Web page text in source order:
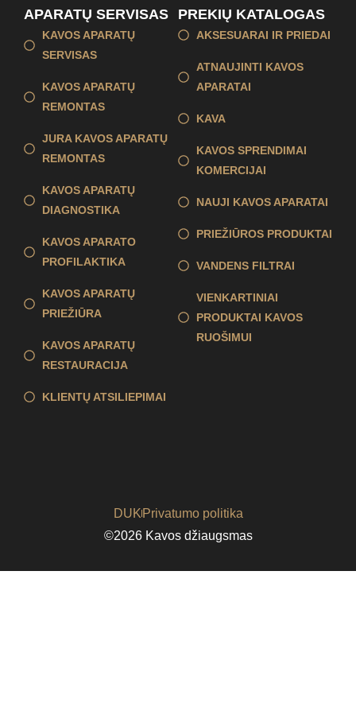
APARATŲ SERVISAS
KAVOS APARATŲ
SERVISAS
KAVOS APARATŲ
REMONTAS
JURA KAVOS APARATŲ
REMONTAS
KAVOS APARATŲ
DIAGNOSTIKA
KAVOS APARATO
PROFILAKTIKA
KAVOS APARATŲ
PRIEŽIŪRA
KAVOS APARATŲ
RESTAURACIJA
KLIENTŲ ATSILIEPIMAI
PREKIŲ KATALOGAS
AKSESUARAI IR PRIEDAI
ATNAUJINTI KAVOS
APARATAI
KAVA
KAVOS SPRENDIMAI
KOMERCIJAI
NAUJI KAVOS APARATAI
PRIEŽIŪROS PRODUKTAI
VANDENS FILTRAI
VIENKARTINIAI
PRODUKTAI KAVOS
RUOŠIMUI
DUKPrivatumo politika
©2026 Kavos džiaugsmas